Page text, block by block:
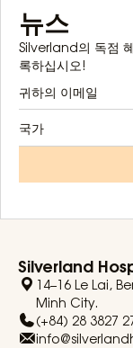
뉴스
Silverland의 독점
록하십시오!
국가
Silverland
14–16 Le Lai,
Minh City.
(+84) 28 3827